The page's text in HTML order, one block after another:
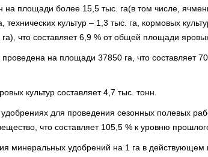
на площади более 15,5 тыс. га(в том числе,
технических культур – 1,3 тыс. га, кормовых
что составляет 6,9 % от общей площади
на площади 37850 га, что составляет
культур составляет 4,7 тыс. тонн.
для проведения сезонных полевых
что составляет 105,5 % к уровню
минеральных удобрений на 1 га в действующем